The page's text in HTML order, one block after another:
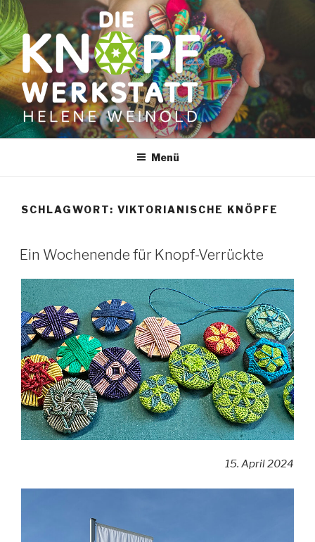
Zum
Inhalt
springen
Menü
SCHLAGWORT: VIKTORIANISCHE KNÖPFE
Ein Wochenende für Knopf-Verrückte
15. April 2024